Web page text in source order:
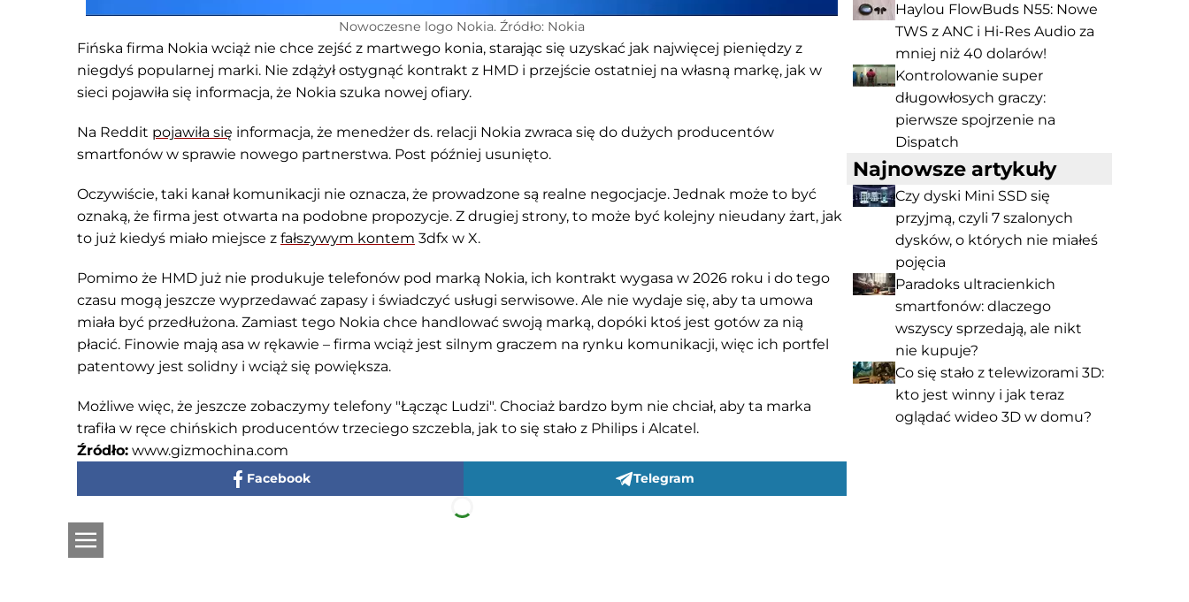
Nowoczesne logo Nokia. Źródło: Nokia
Fińska firma Nokia wciąż nie chce zejść z martwego konia, starając się uzyskać jak najwięcej pieniędzy z
niegdyś popularnej marki. Nie zdążył ostygnąć kontrakt z HMD i przejście ostatniej na własną markę, jak w
sieci pojawiła się informacja, że Nokia szuka nowej ofiary.
Na Reddit pojawiła się informacja, że menedżer ds. relacji Nokia zwraca się do dużych producentów
smartfonów w sprawie nowego partnerstwa. Post później usunięto.
Oczywiście, taki kanał komunikacji nie oznacza, że prowadzone są realne negocjacje. Jednak może to być
oznaką, że firma jest otwarta na podobne propozycje. Z drugiej strony, to może być kolejny nieudany żart, jak
to już kiedyś miało miejsce z fałszywym kontem 3dfx w X.
Pomimo że HMD już nie produkuje telefonów pod marką Nokia, ich kontrakt wygasa w 2026 roku i do tego
czasu mogą jeszcze wyprzedawać zapasy i świadczyć usługi serwisowe. Ale nie wydaje się, aby ta umowa
miała być przedłużona. Zamiast tego Nokia chce handlować swoją marką, dopóki ktoś jest gotów za nią
płacić. Finowie mają asa w rękawie – firma wciąż jest silnym graczem na rynku komunikacji, więc ich portfel
patentowy jest solidny i wciąż się powiększa.
Możliwe więc, że jeszcze zobaczymy telefony "Łącząc Ludzi". Chociaż bardzo bym nie chciał, aby ta marka
trafiła w ręce chińskich producentów trzeciego szczebla, jak to się stało z Philips i Alcatel.
Źródło: www.gizmochina.com
Facebook Telegram
Haylou FlowBuds N55: Nowe
TWS z ANC i Hi-Res Audio za
mniej niż 40 dolarów!
Kontrolowanie super
długowłosych graczy:
pierwsze spojrzenie na
Dispatch
Najnowsze artykuły
Czy dyski Mini SSD się
przyjmą, czyli 7 szalonych
dysków, o których nie miałeś
pojęcia
Paradoks ultracienkich
smartfonów: dlaczego
wszyscy sprzedają, ale nikt
nie kupuje?
Co się stało z telewizorami 3D:
kto jest winny i jak teraz
oglądać wideo 3D w domu?